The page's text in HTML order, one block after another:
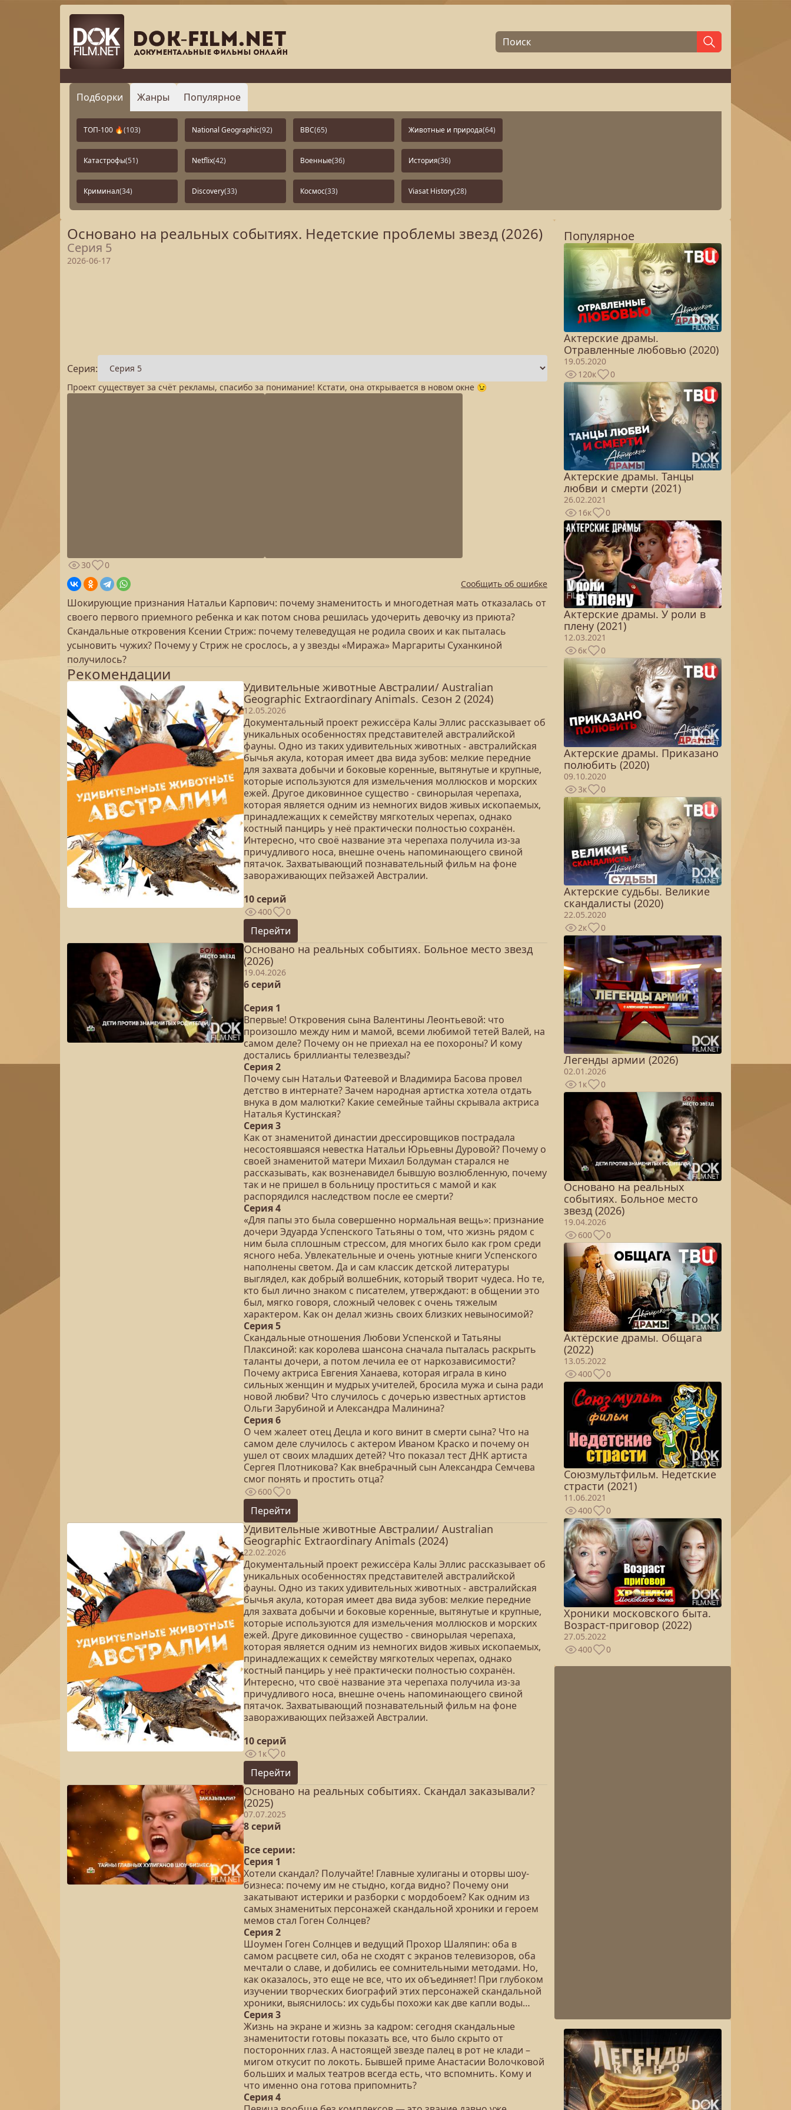
Подборки Жанры Популярное
ТОП-100 🔥(103) National Geographic(92) BBC(65) Животные и природа(64)
Катастрофы(51) Netflix(42) Военные(36) История(36)
Криминал(34) Discovery(33) Космос(33) Viasat History(28)
Основано на реальных событиях. Недетские проблемы звезд (2026)
Серия 5
2026-06-17
Серия:
Проект существует за счёт рекламы, спасибо за понимание! Кстати, она открывается в новом окне 😉
30
0
Сообщить об ошибке
Шокирующие признания Натальи Карпович: почему знаменитость и многодетная мать отказалась от
своего первого приемного ребенка и как потом снова решилась удочерить девочку из приюта?
Скандальные откровения Ксении Стриж: почему телеведущая не родила своих и как пыталась
усыновить чужих? Почему у Стриж не срослось, а у звезды «Миража» Маргариты Суханкиной
получилось?
Рекомендации
Удивительные животные Австралии/ Australian
Geographic Extraordinary Animals. Сезон 2 (2024)
12.05.2026
Документальный проект режиссёра Калы Эллис рассказывает об
уникальных особенностях представителей австралийской
фауны. Одно из таких удивительных животных - австралийская
бычья акула, которая имеет два вида зубов: мелкие передние
для захвата добычи и боковые коренные, вытянутые и крупные,
которые используются для измельчения моллюсков и морских
ежей. Другое диковинное существо - свинорылая черепаха,
которая является одним из немногих видов живых ископаемых,
принадлежащих к семейству мягкотелых черепах, однако
костный панцирь у неё практически полностью сохранён.
Интересно, что своё название эта черепаха получила из-за
причудливого носа, внешне очень напоминающего свиной
пятачок. Захватывающий познавательный фильм на фоне
завораживающих пейзажей Австралии.
10 серий
400 0
Перейти
Основано на реальных событиях. Больное место звезд
(2026)
19.04.2026
6 серий
Серия 1
Впервые! Откровения сына Валентины Леонтьевой: что
произошло между ним и мамой, всеми любимой тетей Валей, на
самом деле? Почему он не приехал на ее похороны? И кому
достались бриллианты телезвезды?
Серия 2
Почему сын Натальи Фатеевой и Владимира Басова провел
детство в интернате? Зачем народная артистка хотела отдать
внука в дом малютки? Какие семейные тайны скрывала актриса
Наталья Кустинская?
Серия 3
Как от знаменитой династии дрессировщиков пострадала
несостоявшаяся невестка Натальи Юрьевны Дуровой? Почему о
своей знаменитой матери Михаил Болдуман старался не
рассказывать, как возненавидел бывшую возлюбленную, почему
так и не пришел в больницу проститься с мамой и как
распорядился наследством после ее смерти?
Серия 4
«Для папы это была совершенно нормальная вещь»: признание
дочери Эдуарда Успенского Татьяны о том, что жизнь рядом с
ним была сплошным стрессом, для многих было как гром среди
ясного неба. Увлекательные и очень уютные книги Успенского
наполнены светом. Да и сам классик детской литературы
выглядел, как добрый волшебник, который творит чудеса. Но те,
кто был лично знаком с писателем, утверждают: в общении это
был, мягко говоря, сложный человек с очень тяжелым
характером. Как он делал жизнь своих близких невыносимой?
Серия 5
Скандальные отношения Любови Успенской и Татьяны
Плаксиной: как королева шансона сначала пыталась раскрыть
таланты дочери, а потом лечила ее от наркозависимости?
Почему актриса Евгения Ханаева, которая играла в кино
сильных женщин и мудрых учителей, бросила мужа и сына ради
новой любви? Что случилось с дочерью известных артистов
Ольги Зарубиной и Александра Малинина?
Серия 6
О чем жалеет отец Децла и кого винит в смерти сына? Что на
самом деле случилось с актером Иваном Краско и почему он
ушел от своих младших детей? Что показал тест ДНК артиста
Сергея Плотникова? Как внебрачный сын Александра Семчева
смог понять и простить отца?
600 0
Перейти
Удивительные животные Австралии/ Australian
Geographic Extraordinary Animals (2024)
22.02.2026
Документальный проект режиссёра Калы Эллис рассказывает об
уникальных особенностях представителей австралийской
фауны. Одно из таких удивительных животных - австралийская
бычья акула, которая имеет два вида зубов: мелкие передние
для захвата добычи и боковые коренные, вытянутые и крупные,
которые используются для измельчения моллюсков и морских
ежей. Друге диковинное существо - свинорылая черепаха,
которая является одним из немногих видов живых ископаемых,
принадлежащих к семейству мягкотелых черепах, однако
костный панцирь у неё практически полностью сохранён.
Интересно, что своё название эта черепаха получила из-за
причудливого носа, внешне очень напоминающего свиной
пятачок. Захватывающий познавательный фильм на фоне
завораживающих пейзажей Австралии.
10 серий
1к 0
Перейти
Основано на реальных событиях. Скандал заказывали?
(2025)
07.07.2025
8 серий
Все серии:
Серия 1
Хотели скандал? Получайте! Главные хулиганы и оторвы шоу-
бизнеса: почему им не стыдно, когда видно? Почему они
закатывают истерики и разборки с мордобоем? Как одним из
самых знаменитых персонажей скандальной хроники и героем
мемов стал Гоген Солнцев?
Серия 2
Шоумен Гоген Солнцев и ведущий Прохор Шаляпин: оба в
самом расцвете сил, оба не сходят с экранов телевизоров, оба
мечтали о славе, и добились ее сомнительными методами. Но,
как оказалось, это еще не все, что их объединяет! При глубоком
изучении творческих биографий этих персонажей скандальной
хроники, выяснилось: их судьбы похожи как две капли воды…
Серия 3
Жизнь на экране и жизнь за кадром: сегодня скандальные
знаменитости готовы показать все, что было скрыто от
посторонних глаз. А настоящей звезде палец в рот не клади –
мигом откусит по локоть. Бывшей приме Анастасии Волочковой
больших и малых театров всегда есть, что вспомнить. Кому и
что именно она готова припомнить?
Серия 4
Популярное
Актерские драмы.
Отравленные любовью (2020)
19.05.2020
120к
0
Актерские драмы. Танцы
любви и смерти (2021)
26.02.2021
16к
0
Актерские драмы. У роли в
плену (2021)
12.03.2021
6к
0
Актерские драмы. Приказано
полюбить (2020)
09.10.2020
3к
0
Актерские судьбы. Великие
скандалисты (2020)
22.05.2020
2к
0
Легенды армии (2026)
02.01.2026
1к
0
Основано на реальных
событиях. Больное место
звезд (2026)
19.04.2026
600
0
Актёрские драмы. Общага
(2022)
13.05.2022
400
0
Союзмультфильм. Недетские
страсти (2021)
11.06.2021
400
0
Хроники московского быта.
Возраст-приговор (2022)
27.05.2022
400
0